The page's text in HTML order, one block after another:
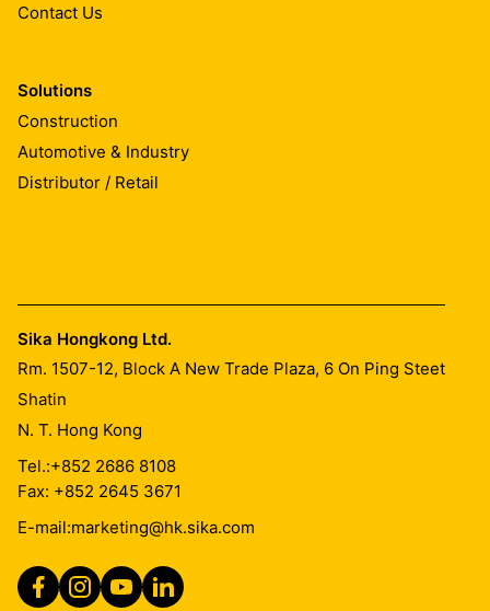
Contact Us
Solutions
Construction
Automotive & Industry
Distributor / Retail
Sika Hongkong Ltd.
Rm. 1507-12, Block A New Trade Plaza, 6 On Ping Steet
Shatin
N. T. Hong Kong
Tel.:+852 2686 8108
Fax: +852 2645 3671
E-mail:marketing@hk.sika.com